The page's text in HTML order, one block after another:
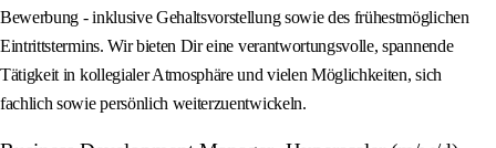
Bewerbung - inklusive Gehaltsvorstellung sowie des frühestmöglichen
Eintrittstermins. Wir bieten Dir eine verantwortungsvolle, spannende
Tätigkeit in kollegialer Atmosphäre und vielen Möglichkeiten, sich
fachlich sowie persönlich weiterzuentwickeln.